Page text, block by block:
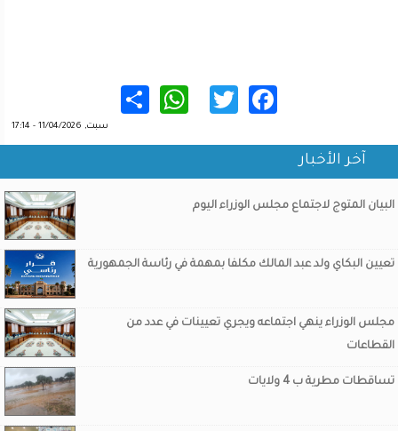
Facebook
Twitter
WhatsApp
سبت, 11/04/2026 - 17:14
آخر الأخبار
البيان المتوج لاجتماع مجلس الوزراء اليوم
تعيين البكاي ولد عبد المالك مكلفا بمهمة في رئاسة الجمهورية
مجلس الوزراء ينهي اجتماعه ويجري تعيينات في عدد من
القطاعات
تساقطات مطرية ب 4 ولايات